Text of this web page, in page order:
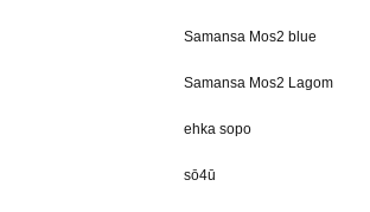
Samansa Mos2 blue
Samansa Mos2 Lagom
ehka sopo
sō4ū